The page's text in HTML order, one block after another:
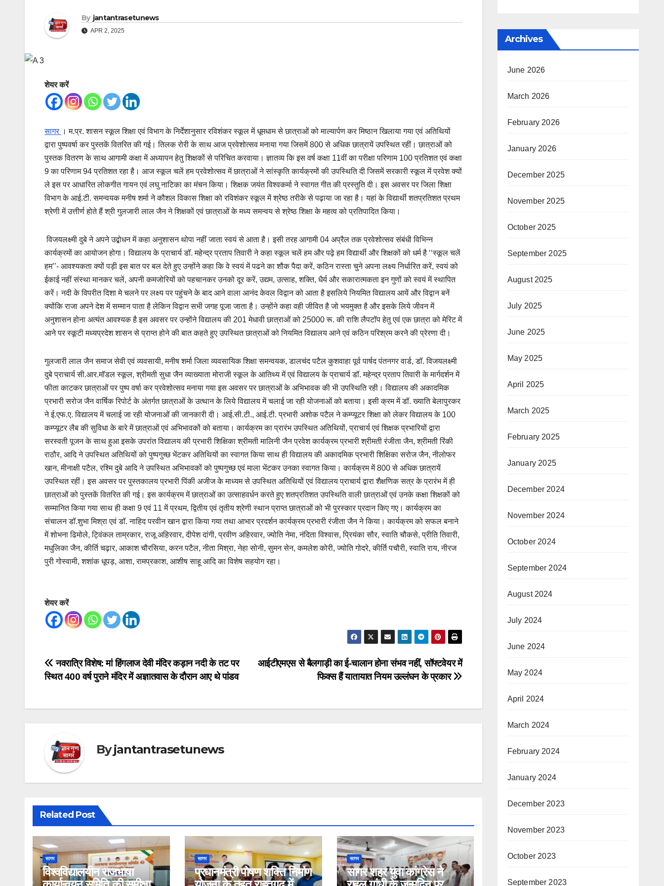
By jantantrasetunews
APR 2, 2025
शेयर करें
सागर । म.प्र. शासन स्कूल शिक्षा एवं विभाग के निर्देशानुसार रविशंकर स्कूल में धूमधाम से छात्राओं को माल्यार्पण कर मिष्ठान खिलाया गया एवं अतिथियों
द्वारा पुष्पवर्षा कर पुस्तकें वितरित की गई। तिलक रोरी के साथ आज प्रवेशोत्सव मनाया गया जिसमें 800 से अधिक छात्रायें उपस्थित रहीं। छात्राओं को
पुस्तक वितरण के साथ आगामी कक्षा में अध्यापन हेतु शिक्षकों से परिचित करवाया। ज्ञातव्य कि इस वर्ष कक्षा 11वीं का परीक्षा परिणाम 100 प्रतिशत एवं कक्षा
9 का परिणाम 94 प्रतिशत रहा है। आज स्कूल चलें हम प्रवेशोत्सव में छात्राओं ने सांस्कृति कार्यक्रमों की उपस्थिति दी जिसमें सरकारी स्कूल में प्रवेश क्यों
ले इस पर आधारित लोकगीत गायन एवं लघु नाटिका का मंचन किया। शिक्षक जयंत विश्वकर्मा ने स्वागत गीत की प्रस्तुति दी। इस अवसर पर जिला शिक्षा
विभाग के आई.टी. समन्वयक मनीष शर्मा ने कौशल विकास शिक्षा को रविशंकर स्कूल में श्रेष्ठ तरीके से पढ़ाया जा रहा है। यहां के विद्यार्थी शतप्रतिशत प्रथम
श्रेणी में उत्तीर्ण होते हैं श्री गुलजारी लाल जैन ने शिक्षकों एवं छात्राओं के मध्य समन्वय से श्रेष्ठ शिक्षा के महत्व को प्रतिपादित किया।
विजयलक्ष्मी दुबे ने अपने उद्बोधन में कहा अनुशासन थोपा नहीं जाता स्वयं से आता है। इसी तरह आगामी 04 अप्रैल तक प्रवेशोत्सव संबंधी विभिन्न
कार्यक्रमों का आयोजन होगा। विद्यालय के प्राचार्य डॉ. महेन्द्र प्रताप तिवारी ने कहा स्कूल चलें हम और पढ़े हम विद्यार्थी और शिक्षकों को धर्म है ‘‘स्कूल चलें
हम’’- आवश्यकता क्यों पड़ी इस बात पर बल देते हुए उन्होंने कहा कि वे स्वयं में पढने का शौक पैदा करें, कठिन रास्ता चुने अपना लक्ष्य निर्धारित करें, स्वयं को
ईकाई नहीं संस्था मानकर चलें, अपनी कमजोरियों को पहचानकर उनको दूर करें, उद्यम, उत्साह, शक्ति, धैर्य और सकारात्मकता इन गुणों को स्वयं में स्थापित
करें। नदी के विपरीत दिशा मे चलने पर लक्ष्य पर पहुंचने के बाद आने वाला आनंद केवल विद्वान को आता है इसलिये नियमित विद्यालय आयें और विद्वान बनें
क्योंकि राजा अपने देश में सम्मान पाता है लेकिन विद्वान सभी जगह पूजा जाता है। उन्होंने कहा वही जीवित है जो भयमुक्त है और इसके लिये जीवन में
अनुशासन होना अत्यंत आवश्यक है इस अवसर पर उन्होंने विद्यालय की 201 मेधावी छात्राओं को 25000 रू. की राशि लैपटॉप हेतु एवं एक छात्रा को मेरिट में
आने पर स्कूटी मध्यप्रदेश शासन से प्राप्त होने की बात कहते हुए उपस्थित छात्राओं को नियमित विद्यालय आने एवं कठिन परिश्रम करने की प्रेरणा दी।
गुलजारी लाल जैन समाज सेवी एवं व्यवसायी, मनीष शर्मा जिला व्यवसायिक शिक्षा समन्वयक, डालचंद पटैल कुशवाहा पूर्व पार्षद पंतनगर वार्ड, डॉ. विजयलक्ष्मी
दुबे प्राचार्य सी.आर.मॉडल स्कूल, श्रीमती सुधा जैन व्याख्याता मोराजी स्कूल के आतिथ्य में एवं विद्यालय के प्राचार्य डॉ. महेन्द्र प्रताप तिवारी के मार्गदर्शन में
फीता काटकर छात्राओं पर पुष्प वर्षा कर प्रवेशोत्सव मनाया गया इस अवसर पर छात्राओं के अभिभावक की भी उपस्थिति रही। विद्यालय की अकादमिक
प्रभारी सरोज जैन वार्षिक रिपोर्ट के अंतर्गत छात्राओं के उत्थान के लिये विद्यालय में चलाई जा रही योजनाओं को बताया। इसी क्रम में डॉ. ख्याति बेलापुरकर
ने ई.एफ.ए. विद्यालय में चलाई जा रही योजनाओं की जानकारी दी। आई.सी.टी., आई.टी. प्रभारी अशोक पटैल ने कम्प्यूटर शिक्षा को लेकर विद्यालय के 100
कम्प्यूटर लैब की सुविधा के बारे में छात्राओं एवं अभिभावकों को बताया। कार्यक्रम का प्रारंभ उपस्थित अतिथियों, प्राचार्य एवं शिक्षक प्रभारियों द्वारा
सरस्वती पूजन के साथ हुआ इसके उपरांत विद्यालय की प्रभारी शिक्षिका श्रीमती मालिनी जैन प्रवेश कार्यक्रम प्रभारी श्रीमती रंजीता जैन, श्रीमती रिंकी
राठौर, आदि ने उपस्थित अतिथियों को पुष्पगुच्छ भेंटकर अतिथियों का स्वागत किया साथ ही विद्यालय की अकादमिक प्रभारी शिक्षिका सरोज जैन, नीलोफर
खान, मीनाक्षी पटैल, रश्मि दुबे आदि ने उपस्थित अभिभावकों को पुष्पगुच्छ एवं माला भेंटकर उनका स्वागत किया। कार्यक्रम में 800 से अधिक छात्रायें
उपस्थित रहीं। इस अवसर पर पुस्तकालय प्रभारी पिंकी अजीज के माध्यम से उपस्थित अतिथियों एवं विद्यालय प्राचार्य द्वारा शैक्षणिक सत्र के प्रारंभ में ही
छात्राओं को पुस्तकें वितरित की गई। इस कार्यक्रम में छात्राओं का उत्साहवर्धन करते हुए शतप्रतिशत उपस्थिति वाली छात्राओं एवं उनके कक्षा शिक्षकों को
सम्मानित किया गया साथ ही कक्षा 9 एवं 11 में प्रथम, द्वितीय एवं तृतीय श्रेणी स्थान प्राप्त छात्राओं को भी पुरस्कार प्रदान किए गए। कार्यक्रम का
संचालन डॉ.शुभा मिश्रा एवं डॉ. नाहिद परवीन खान द्वारा किया गया तथा आभार प्रदर्शन कार्यक्रम प्रभारी रंजीता जैन ने किया। कार्यक्रम को सफल बनाने
में शोभना ढिमोले, ट्विंकल ताम्रकार, राजू अहिरवार, दीपेश दांगी, प्रवीण अहिरवार, ज्योति नेमा, नंदिता विश्वास, प्रियंका सौर, स्वाति चौकसे, प्रीति तिवारी,
मधुलिका जैन, कीर्ति चढ़ार, आकाश चौरसिया, करन पटैल, नीता मिश्रा, नेहा सोनी, सुमन सेन, कमलेश कोरी, ज्योति गोदरे, कीर्ति पचौरी, स्वाति राय, नीरज
पुरी गोस्वामी, शशांक धूपड़, आशा, रामप्रकाश, आशीष साहू आदि का विशेष सहयोग रहा।
शेयर करें
Post
navigation
आईटीएमएस से बैलगाड़ी का ई-चालान होना संभव नहीं, सॉफ्टवेयर में
फिक्स हैं यातायात नियम उल्लंघन के प्रकार
नवरात्रि विशेष: मां हिंगलाज देवी मंदिर कड़ान नदी के तट पर
स्थित 400 वर्ष पुराने मंदिर में अज्ञातवास के दौरान आए थे पांडव
Byjantantrasetunews
Related Post
सागर
विश्वविद्यालयीन राजभाषा
सागर
प्रधानमंत्री पोषण शक्ति निर्माण
सागर
सागर शहर युवा कांग्रेस ने
Archives
June 2026
March 2026
February 2026
January 2026
December 2025
November 2025
October 2025
September 2025
August 2025
July 2025
June 2025
May 2025
April 2025
March 2025
February 2025
January 2025
December 2024
November 2024
October 2024
September 2024
August 2024
July 2024
June 2024
May 2024
April 2024
March 2024
February 2024
January 2024
December 2023
November 2023
October 2023
September 2023